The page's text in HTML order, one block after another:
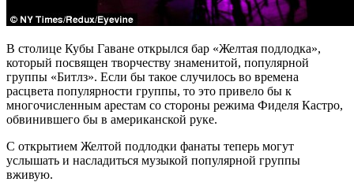
В столице Кубы Гаване открылся бар «Желтая подлодка»,
который посвящен творчеству знаменитой, популярной
группы «Битлз». Если бы такое случилось во времена
расцвета популярности группы, то это привело бы к
многочисленным арестам со стороны режима Фиделя Кастро,
обвинившего бы в американской руке.
С открытием Желтой подлодки фанаты теперь могут
услышать и насладиться музыкой популярной группы
вживую.